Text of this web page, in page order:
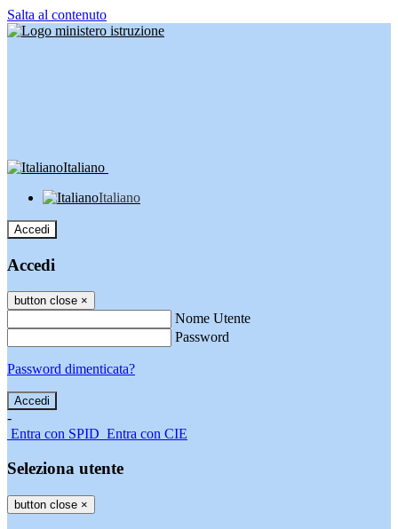
Salta al contenuto
Italiano
Italiano
Accedi
Accedi
button close ×
Nome Utente
Password
Password dimenticata?
-
Entra con SPID Entra con CIE
Seleziona utente
button close ×